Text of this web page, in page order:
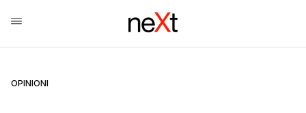
OPINIONI